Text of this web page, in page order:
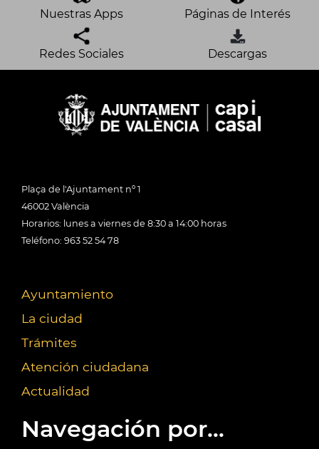
Nuestras Apps Páginas de Interés
Redes Sociales Descargas
Plaça de l'Ajuntament nº 1
46002 València
Horarios: lunes a viernes de 8:30 a 14:00 horas
Teléfono: 963 52 54 78
Ayuntamiento
La ciudad
Trámites
Atención ciudadana
Actualidad
Navegación por...